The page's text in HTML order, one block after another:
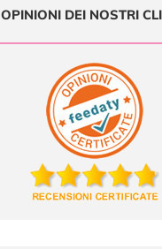
OPINIONI DEI NOSTRI